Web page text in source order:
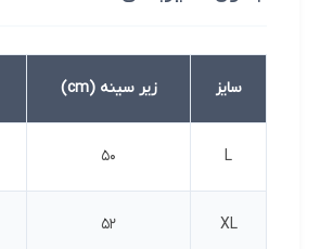
سایز زیر سینه (cm)
L
50
XL
52